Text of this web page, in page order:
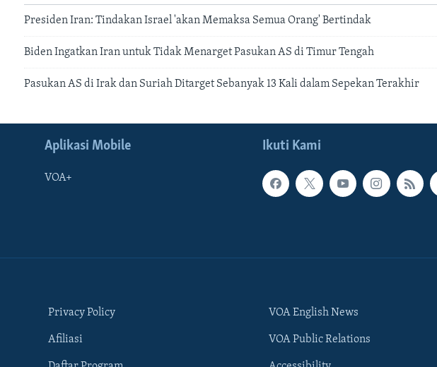
Presiden Iran: Tindakan Israel 'akan Memaksa Semua Orang' Bertindak
Biden Ingatkan Iran untuk Tidak Menarget Pasukan AS di Timur Tengah
Pasukan AS di Irak dan Suriah Ditarget Sebanyak 13 Kali dalam Sepekan Terakhir
Ikuti Kami
Aplikasi Mobile
VOA+
Privacy Policy
Afiliasi
VOA English News
VOA Public Relations